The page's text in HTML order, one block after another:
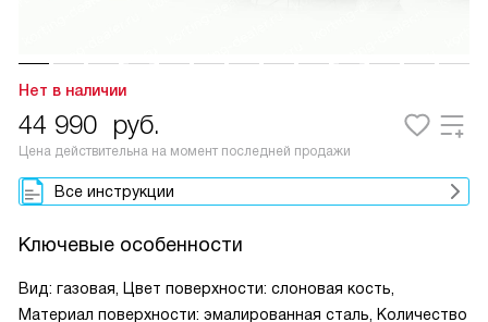
Нет в наличии
44 990 руб.
Цена действительна на момент последней продажи
Все инструкции
Ключевые особенности
Вид: газовая, Цвет поверхности: слоновая кость,
Материал поверхности: эмалированная сталь, Количество